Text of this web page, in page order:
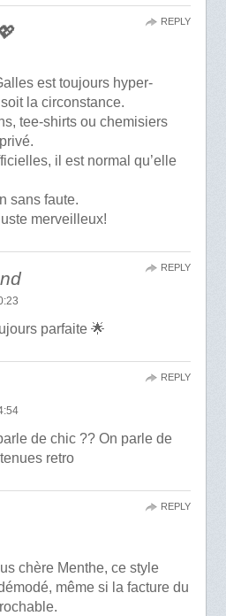
est toujours hyper-
la circonstance.
tee-shirts ou chemisiers
il est normal qu’elle
sans faute.
merveilleux!
REPLY
parfaite 🌟
REPLY
de chic ?? On parle de
retro
REPLY
chère Menthe, ce style
même si la facture du
REPLY